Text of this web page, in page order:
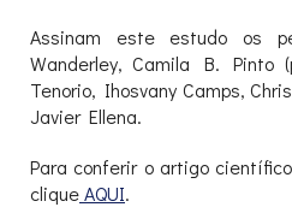
Assinam este estudo os
Wanderley, Camila B. Pinto
Tenorio, Ihosvany Camps,
Javier Ellena.
Para conferir o artigo
cliqueAQUI.